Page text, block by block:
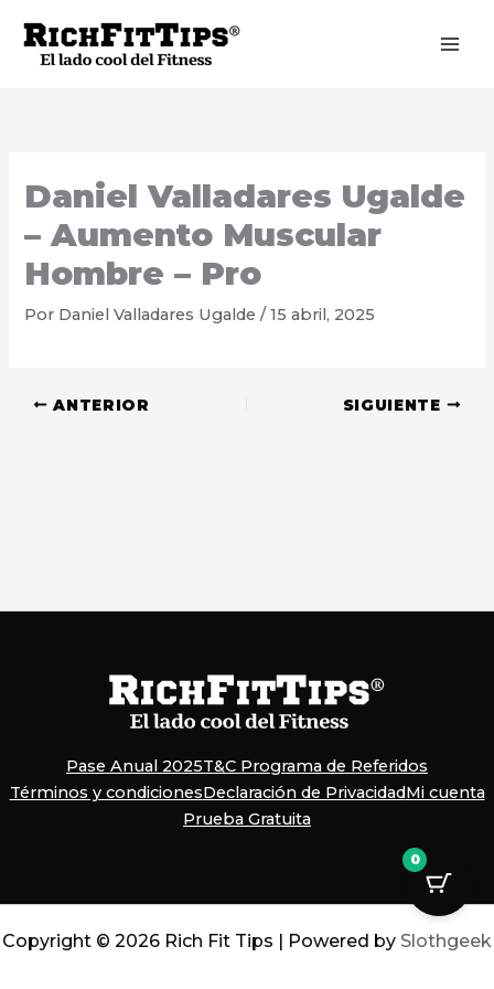
contenido
Daniel Valladares Ugalde
– Aumento Muscular
Hombre – Pro
Por Daniel Valladares Ugalde/15 abril, 2025
ANTERIOR SIGUIENTE
Pase Anual 2025T&C Programa de Referidos
Términos y condicionesDeclaración de PrivacidadMi cuenta
Prueba Gratuita
Copyright © 2026 Rich Fit Tips | Powered by Slothgeek
0